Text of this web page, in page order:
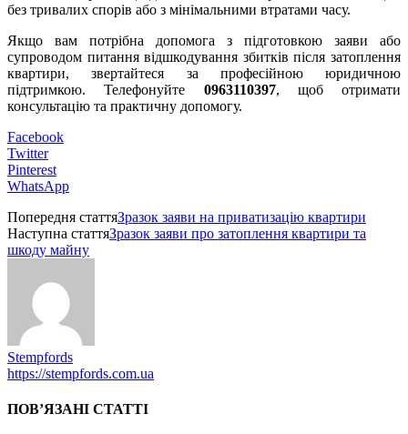
без тривалих спорів або з мінімальними втратами часу.
Якщо вам потрібна допомога з підготовкою заяви або
супроводом питання відшкодування збитків після затоплення
квартири, звертайтеся за професійною юридичною
підтримкою. Телефонуйте 0963110397, щоб отримати
консультацію та практичну допомогу.
Facebook
Twitter
Pinterest
WhatsApp
Попередня статтяЗразок заяви на приватизацію квартири
Наступна статтяЗразок заяви про затоплення квартири та
шкоду майну
Stempfords
https://stempfords.com.ua
ПОВ’ЯЗАНІ СТАТТІ